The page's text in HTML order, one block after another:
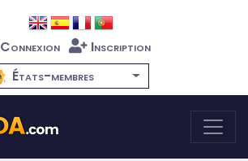
Connexion
Inscription
États-membres